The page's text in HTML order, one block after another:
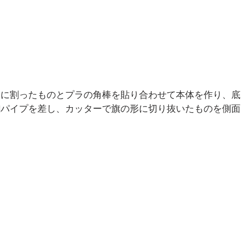
割ったものとプラの角棒を貼り合わせて本体を作り、底
イプを差し、カッターで旗の形に切り抜いたものを側面